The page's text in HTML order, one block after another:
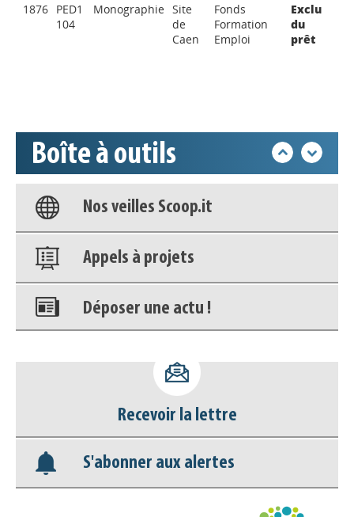
1876 PED1
104
Monographie Site
de
Caen
Fonds
Formation
Emploi
Exclu
du
prêt
Boîte à outils
Déposer une actu !
Base documentaire
Nos veilles Scoop.it
Appels à projets
Déposer une actu !
déconnecter)
Base documentaire
Nos veilles Scoop.it
Recevoir la lettre
S'abonner aux alertes